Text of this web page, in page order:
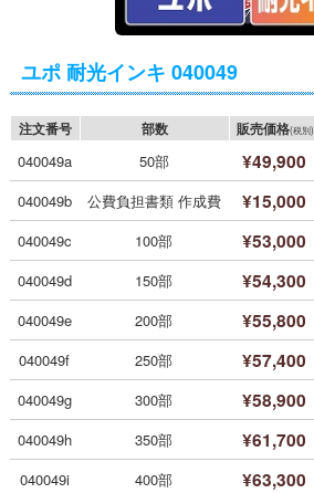
ユポ 耐光インキ 040049
注文番号 部数 販売価格(税別)
040049a 50部 ¥49,900
040049b 公費負担書類 作成費 ¥15,000
040049c 100部 ¥53,000
040049d 150部 ¥54,300
040049e 200部 ¥55,800
040049f 250部 ¥57,400
040049g 300部 ¥58,900
040049h 350部 ¥61,700
040049i 400部 ¥63,300